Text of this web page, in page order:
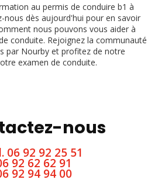
au permis de conduire b1 à
nous dès aujourd'hui pour en savoir
nous pouvons vous aider à
conduite. Rejoignez la communauté
par Nourby et profitez de notre
examen de conduite.
nous
06 92 92 25 51
92 62 62 91
92 94 94 00